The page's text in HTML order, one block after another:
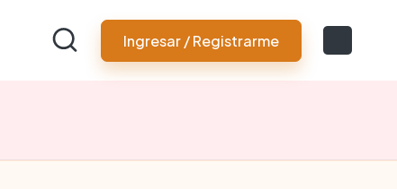
Ingresar / Registrarme